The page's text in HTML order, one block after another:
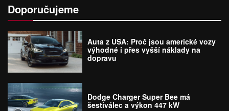
Doporučujeme
Auta z USA: Proč jsou americké vozy
výhodné i přes vyšší náklady na
dopravu
Dodge Charger Super Bee má
šestiválec a výkon 447 kW